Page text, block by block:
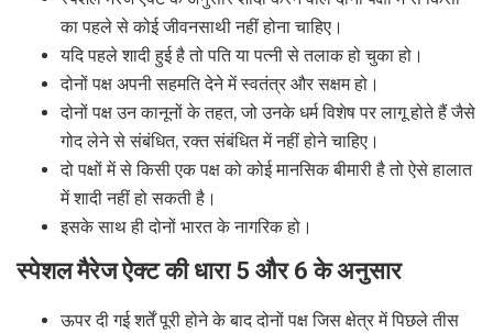
का पहले से कोई जीवनसाथी नहीं होना चाहिए।
यदि पहले शादी हुई है तो पति या पत्नी से तलाक हो चुका हो।
दोनों पक्ष अपनी सहमति देने में स्वतंत्र और सक्षम हो।
दोनों पक्ष उन कानूनों के तहत, जो उनके धर्म विशेष पर लागू होते हैं जैसे
गोद लेने से संबंधित, रक्त संबंधित में नहीं होने चाहिए।
दो पक्षों में से किसी एक पक्ष को कोई मानसिक बीमारी है तो ऐसे हालात
में शादी नहीं हो सकती है।
इसके साथ ही दोनों भारत के नागरिक हो।
स्पेशल मैरेज ऐक्ट की धारा 5 और 6 के अनुसार
ऊपर दी गई शर्तें पूरी होने के बाद दोनों पक्ष जिस क्षेत्र में पिछले तीस